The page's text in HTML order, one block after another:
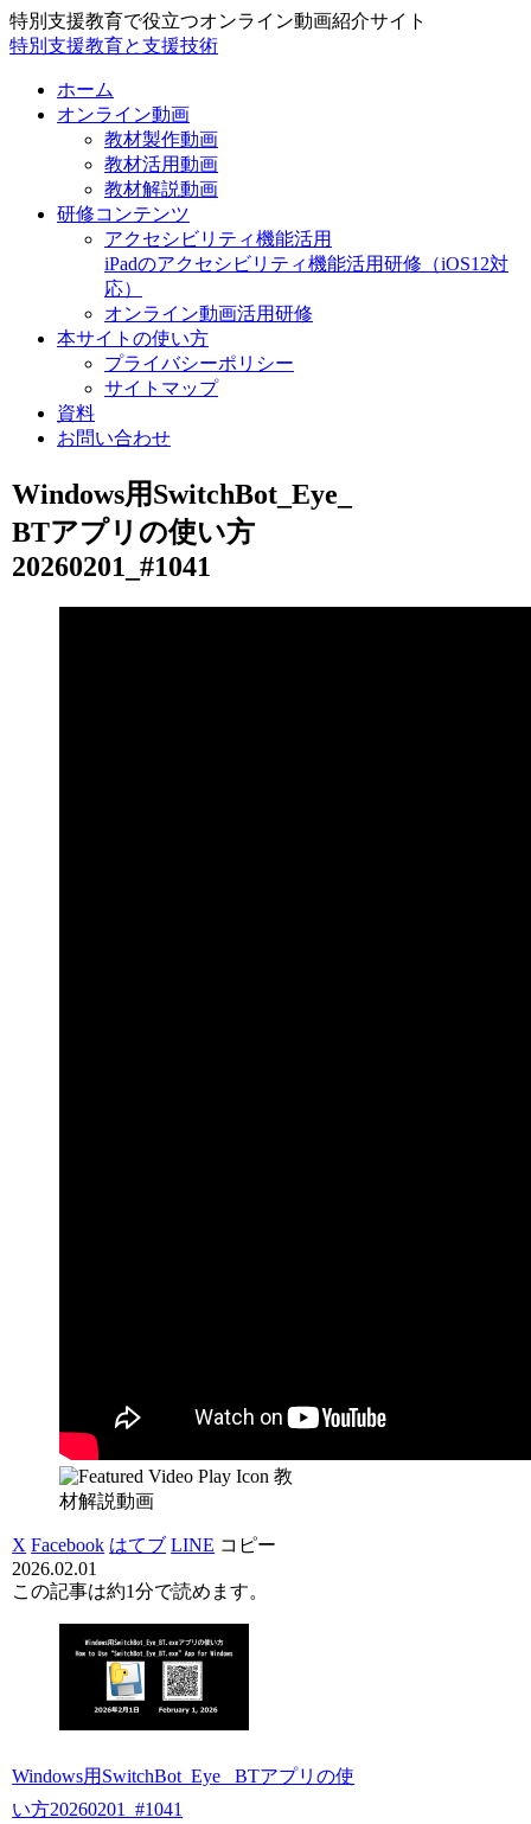
特別支援教育で役立つオンライン動画紹介サイト
特別支援教育と支援技術
ホーム
オンライン動画
教材製作動画
教材活用動画
教材解説動画
研修コンテンツ
アクセシビリティ機能活用
iPadのアクセシビリティ機能活用研修（iOS12対
応）
オンライン動画活用研修
本サイトの使い方
プライバシーポリシー
サイトマップ
資料
お問い合わせ
Windows用SwitchBot_Eye_
BTアプリの使い方
20260201_#1041
教
材解説動画
X Facebook はてブ LINE コピー
2026.02.01
この記事は約1分で読めます。
Windows用SwitchBot_Eye_ BTアプリの使
い方20260201_#1041